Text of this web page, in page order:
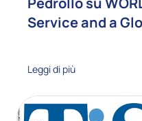
Service and a
Leggi di più